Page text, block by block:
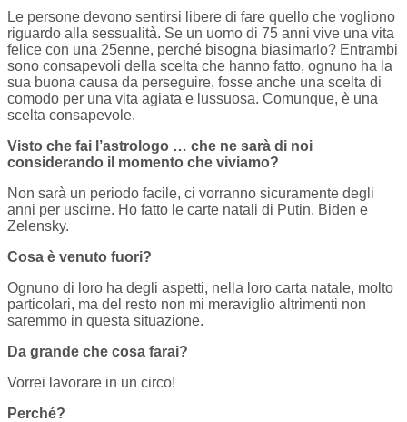
Le persone devono sentirsi libere di fare quello che vogliono
riguardo alla sessualità. Se un uomo di 75 anni vive una vita
felice con una 25enne, perché bisogna biasimarlo? Entrambi
sono consapevoli della scelta che hanno fatto, ognuno ha la
sua buona causa da perseguire, fosse anche una scelta di
comodo per una vita agiata e lussuosa. Comunque, è una
scelta consapevole.
Visto che fai l’astrologo … che ne sarà di noi
considerando il momento che viviamo?
Non sarà un periodo facile, ci vorranno sicuramente degli
anni per uscirne. Ho fatto le carte natali di Putin, Biden e
Zelensky.
Cosa è venuto fuori?
Ognuno di loro ha degli aspetti, nella loro carta natale, molto
particolari, ma del resto non mi meraviglio altrimenti non
saremmo in questa situazione.
Da grande che cosa farai?
Vorrei lavorare in un circo!
Perché?